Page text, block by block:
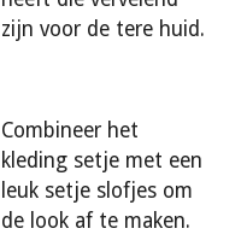
zijn voor de tere huid.
Combineer het
kleding setje met een
leuk setje slofjes om
de look af te maken.